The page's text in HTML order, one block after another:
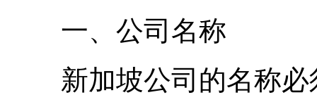
一、公司名称
新加坡公司的名称必